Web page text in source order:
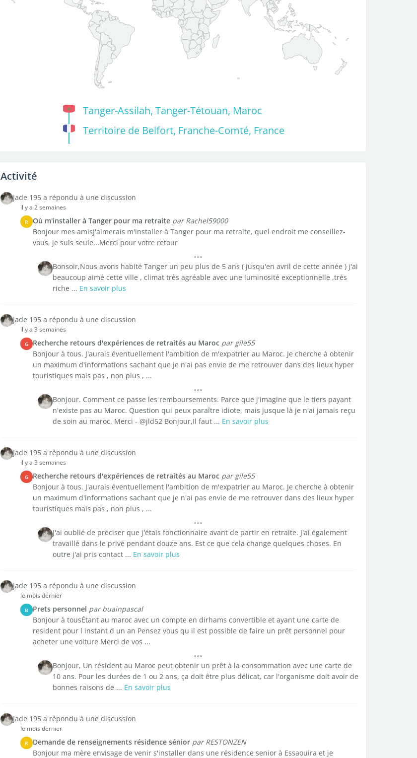
Tanger-Assilah, Tanger-Tétouan, Maroc
Territoire de Belfort, Franche-Comté, France
Activité
jade 195 a répondu à une discussion
il y a 2 semaines
R Où m'installer à Tanger pour ma retraite par Rachel59000
Bonjour mes amisJ'aimerais m'installer à Tanger pour ma retraite, quel endroit me conseillez-
vous, je suis seule...Merci pour votre retour
Bonsoir,Nous avons habité Tanger un peu plus de 5 ans ( jusqu'en avril de cette année ) j'ai
beaucoup aimé cette ville , climat très agréable avec une luminosité exceptionnelle ,très
riche ... En savoir plus
jade 195 a répondu à une discussion
il y a 3 semaines
G Recherche retours d'expériences de retraités au Maroc par gile55
Bonjour à tous. J'aurais éventuellement l'ambition de m'expatrier au Maroc. Je cherche à obtenir
un maximum d'informations sachant que je n'ai pas envie de me retrouver dans des lieux hyper
touristiques mais pas , non plus , ...
Bonjour. Comment ce passe les remboursements. Parce que j'imagine que le tiers payant
n'existe pas au Maroc. Question qui peux paraître idiote, mais jusque là je n'ai jamais reçu
de soin au maroc. Merci - @jld52 Bonjour,Il faut ... En savoir plus
jade 195 a répondu à une discussion
il y a 3 semaines
G Recherche retours d'expériences de retraités au Maroc par gile55
Bonjour à tous. J'aurais éventuellement l'ambition de m'expatrier au Maroc. Je cherche à obtenir
un maximum d'informations sachant que je n'ai pas envie de me retrouver dans des lieux hyper
touristiques mais pas , non plus , ...
J'ai oublié de préciser que j'étais fonctionnaire avant de partir en retraite. J'ai également
travaillé dans le privé pendant douze ans. Est ce que cela change quelques choses. En
outre j'ai pris contact ... En savoir plus
jade 195 a répondu à une discussion
le mois dernier
B Prets personnel par buainpascal
Bonjour à tousÉtant au maroc avec un compte en dirhams convertible et ayant une carte de
resident pour l instant d un an Pensez vous qu il est possible de faire un prêt personnel pour
acheter une voiture Merci de vos ...
Bonjour, Un résident au Maroc peut obtenir un prêt à la consommation avec une carte de
10 ans. Pour les durées de 1 ou 2 ans, ça doit être plus délicat, car l'organisme doit avoir de
bonnes raisons de ... En savoir plus
jade 195 a répondu à une discussion
le mois dernier
R Demande de renseignements résidence sénior par RESTONZEN
Bonjour ma mère envisage de venir s'installer dans une résidence senior à Essaouira et je